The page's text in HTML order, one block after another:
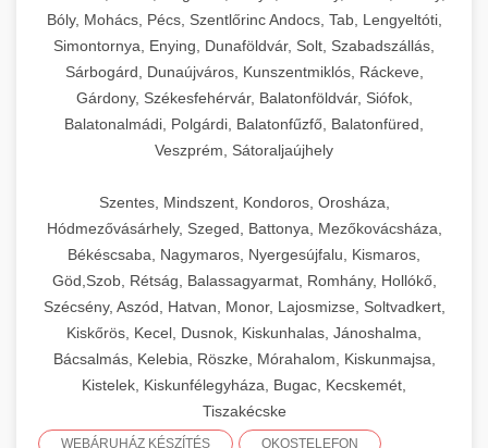
Bóly, Mohács, Pécs, Szentlőrinc Andocs, Tab, Lengyeltóti,
Simontornya, Enying, Dunaföldvár, Solt, Szabadszállás,
Sárbogárd, Dunaújváros, Kunszentmiklós, Ráckeve,
Gárdony, Székesfehérvár, Balatonföldvár, Siófok,
Balatonalmádi, Polgárdi, Balatonfűzfő, Balatonfüred,
Veszprém, Sátoraljaújhely
Szentes, Mindszent, Kondoros, Orosháza,
Hódmezővásárhely, Szeged, Battonya, Mezőkovácsháza,
Békéscsaba, Nagymaros, Nyergesújfalu, Kismaros,
Göd,Szob, Rétság, Balassagyarmat, Romhány, Hollókő,
Szécsény, Aszód, Hatvan, Monor, Lajosmizse, Soltvadkert,
Kiskőrös, Kecel, Dusnok, Kiskunhalas, Jánoshalma,
Bácsalmás, Kelebia, Röszke, Mórahalom, Kiskunmajsa,
Kistelek, Kiskunfélegyháza, Bugac, Kecskemét,
Tiszakécske
WEBÁRUHÁZ KÉSZÍTÉS OKOSTELEFON